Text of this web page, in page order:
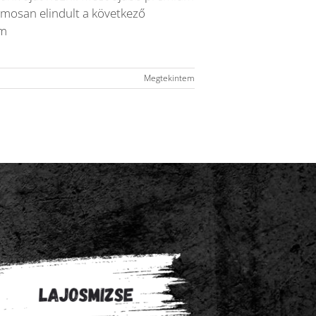
elindult a következő
Megtekintem